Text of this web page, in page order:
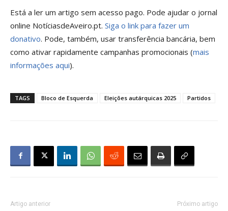
Está a ler um artigo sem acesso pago. Pode ajudar o jornal
online NotíciasdeAveiro.pt. Siga o link para fazer um
donativo. Pode, também, usar transferência bancária, bem
como ativar rapidamente campanhas promocionais (mais
informações aqui).
TAGS Bloco de Esquerda Eleições autárquicas 2025 Partidos
Artigo anterior Próximo artigo